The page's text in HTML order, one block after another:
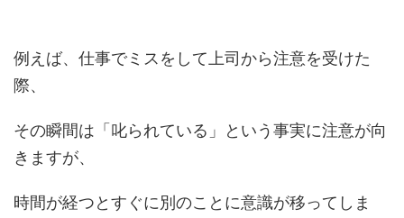
例えば、仕事でミスをして上司から注意を受けた
際、
その瞬間は「叱られている」という事実に注意が向
きますが、
時間が経つとすぐに別のことに意識が移ってしま